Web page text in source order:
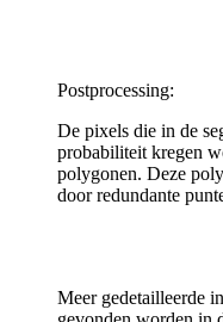
Postprocessing:
De pixels die in de
probabiliteit kregen
polygonen. Deze
door redundante
Meer gedetailleerde